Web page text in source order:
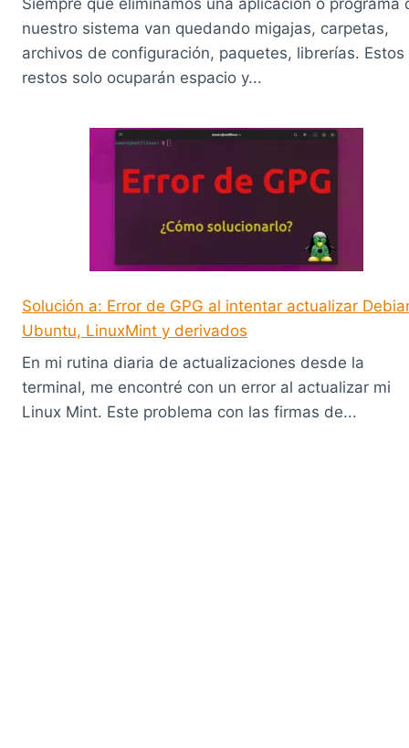
nuestro sistema van quedando migajas, carpetas,
archivos de configuración, paquetes, librerías. Estos
restos solo ocuparán espacio y...
Solución a: Error de GPG al intentar actualizar
Ubuntu, LinuxMint y derivados
En mi rutina diaria de actualizaciones desde la
terminal, me encontré con un error al actualizar mi
Linux Mint. Este problema con las firmas de...